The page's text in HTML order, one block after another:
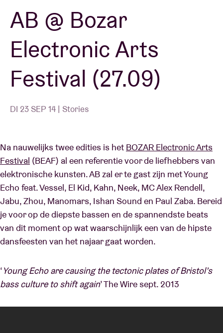
BRDCST
ABtv
Concertcheque
Over AB
AB @ Bozar
Electronic Arts
Festival (27.09)
DI 23 SEP 14 | Stories
Na nauwelijks twee edities is het BOZAR Electronic Arts
Festival (BEAF) al een referentie voor de liefhebbers van
elektronische kunsten. AB zal er te gast zijn met Young
Echo feat. Vessel, El Kid, Kahn, Neek, MC Alex Rendell,
Jabu, Zhou, Manomars, Ishan Sound en Paul Zaba. Bereid
je voor op de diepste bassen en de spannendste beats
van dit moment op wat waarschijnlijk een van de hipste
dansfeesten van het najaar gaat worden.
‘Young Echo are causing the tectonic plates of Bristol’s
bass culture to shift again’ The Wire sept. 2013